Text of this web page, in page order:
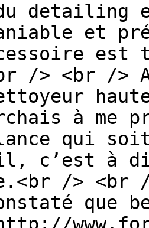
du
et
est
/> <br />
à me
qui
c’est à
/> <br /
que